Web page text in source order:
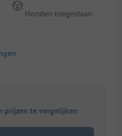
Honden toegestaan
prijzen te vergelijken